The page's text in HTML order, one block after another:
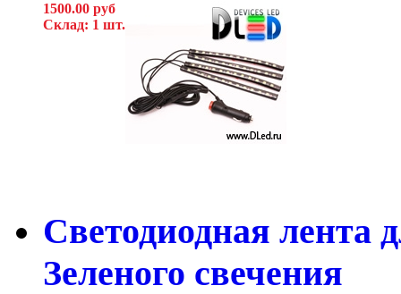
1500.00 руб
Склад: 1 шт.
Светодиодная лента
Зеленого свечения